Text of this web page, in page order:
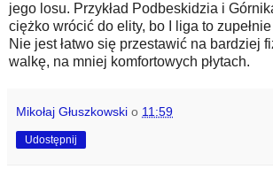
jego losu. Przykład Podbeskidzia i
ciężko wrócić do elity, bo I liga to
Nie jest łatwo się przestawić na bardziej
walkę, na mniej komfortowych płytach.
Mikołaj Głuszkowski o 11:59
Udostępnij